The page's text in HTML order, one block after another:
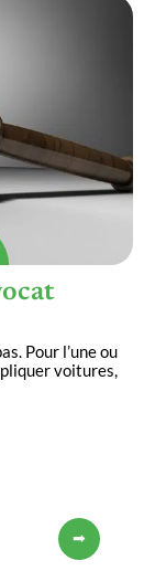
Pour l’une ou
voitures,